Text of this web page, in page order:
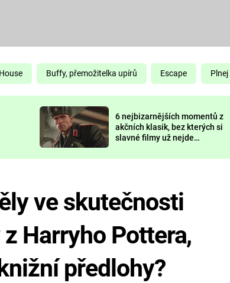
DELIVERANCE
Buffy, přemožitelka upírů Escape Plnej
6 nejbizarnějších momentů z
akčních klasik, bez kterých si
slavné filmy už nejde
ve skutečnosti
Harryho Pottera,
předlohy?